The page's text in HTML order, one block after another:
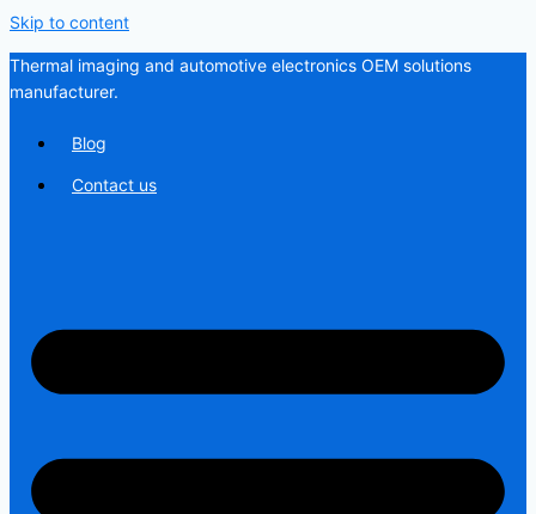
Skip to content
Thermal imaging and automotive electronics OEM solutions
manufacturer.
Blog
Contact us